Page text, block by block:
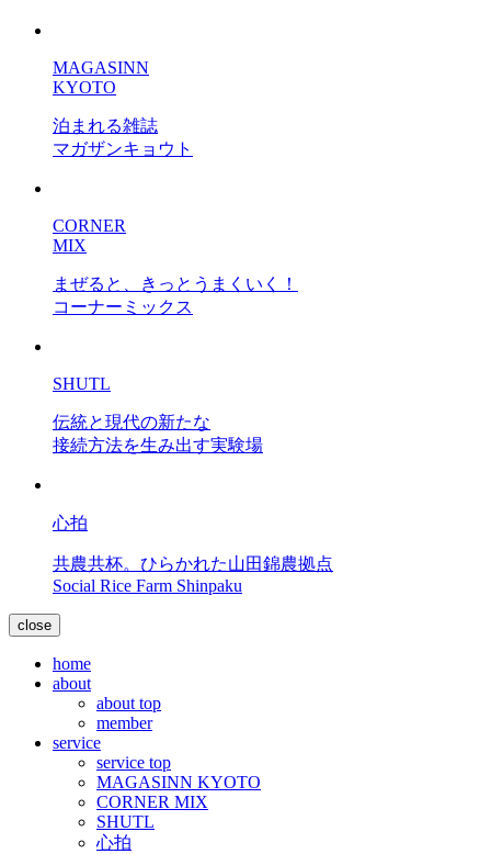
MAGASINN
KYOTO
泊まれる雑誌
マガザンキョウト
CORNER
MIX
まぜると、きっとうまくいく！
コーナーミックス
SHUTL
伝統と現代の新たな
接続方法を生み出す実験場
心拍
共農共杯。ひらかれた山田錦農拠点
Social Rice Farm Shinpaku
close
home
about
about top
member
service
service top
MAGASINN KYOTO
CORNER MIX
SHUTL
心拍